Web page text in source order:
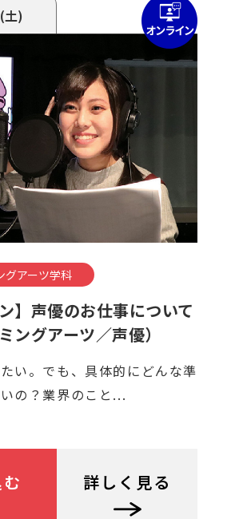
(土)
グアーツ学科
】声優のお仕事について
ングアーツ／声優）
たい。でも、具体的にどんな準
の？業界のこと...
詳しく見る